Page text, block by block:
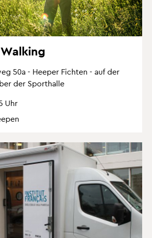
50a - Hee­per Fich­ten - auf der
der Sport­hal­le
Uhr